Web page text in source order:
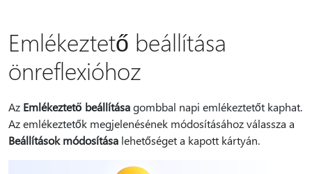
Emlékeztető beállítása
önreflexióhoz
Az Emlékeztető beállításagombbal napi emlékeztetőt kaphat.
Az emlékeztetők megjelenésének módosításához válassza a
Beállítások módosítása lehetőséget a kapott kártyán.